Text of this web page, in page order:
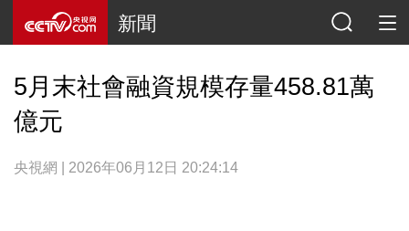
新聞
5月末社會融資規模存量458.81萬
億元
央視網 | 2026年06月12日 20:24:14